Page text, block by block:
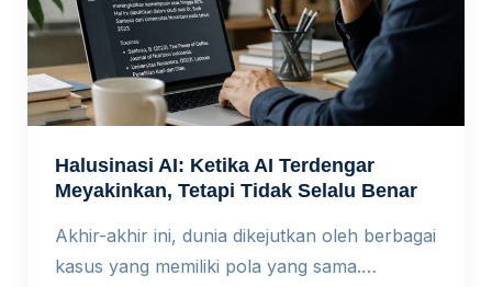
Halusinasi AI: Ketika AI Terdengar
Meyakinkan, Tetapi Tidak Selalu Benar
Akhir-akhir ini, dunia dikejutkan oleh berbagai
kasus yang memiliki pola yang sama.